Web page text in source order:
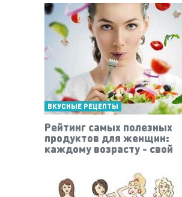
ВКУСНЫЕ РЕЦЕПТЫ
Рейтинг самых полезных
продуктов для женщин:
каждому возрасту - свой